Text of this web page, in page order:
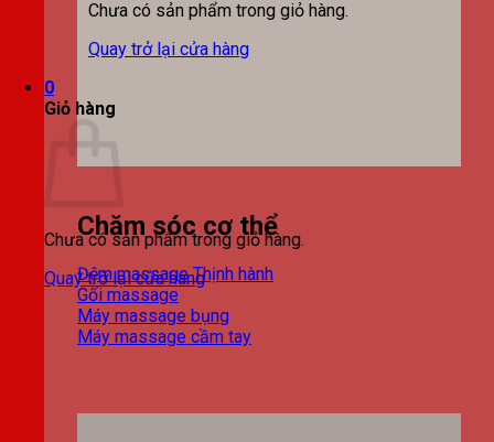
Chưa có sản phẩm trong giỏ hàng.
Quay trở lại cửa hàng
0
Giỏ hàng
Chưa có sản phẩm trong giỏ hàng.
Quay trở lại cửa hàng
Chăm sóc cơ thể
Đệm massage
Gối massage
Máy massage bụng
Máy massage cầm tay